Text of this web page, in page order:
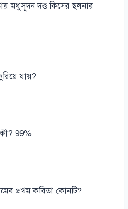
মধুসূদন দত্ত কিসের ছলনার
যায়?
99%
প্রথম কবিতা কোনটি?